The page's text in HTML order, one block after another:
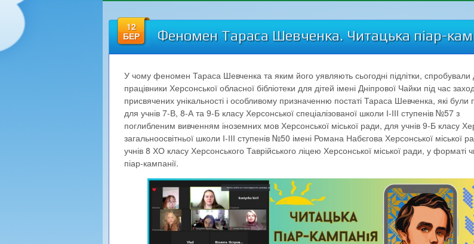
12
БЕР
Феномен Тараса Шевченка. Читацька піар-
У чому феномен Тараса Шевченка та яким його уявляють сьогодні підлітки, спробували
працівники Херсонської обласної бібліотеки для дітей імені Дніпрової Чайки під час
присвячених унікальності і особливому призначенню постаті Тараса Шевченка, які були
для учнів 7-В, 8-А та 9-Б класу Херсонської спеціалізованої школи І-ІІІ ступенів №57 з
поглибленим вивченням іноземних мов Херсонської міської ради, для учнів 9-Б класу
загальноосвітньої школи І-ІІІ ступенів №50 імені Романа Набєгова Херсонської міської
учнів 8 ХО класу Херсонського Таврійського ліцею Херсонської міської ради, у форматі
піар-кампанії.